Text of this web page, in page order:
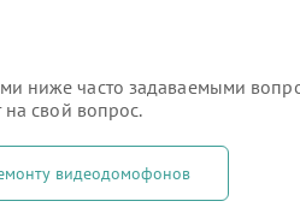
ниже часто задаваемыми
свой вопрос.
видеодомофонов